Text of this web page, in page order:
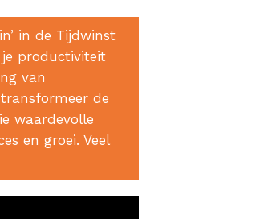
in de Tijdwinst
je productiviteit
van
de
waardevolle
en groei. Veel